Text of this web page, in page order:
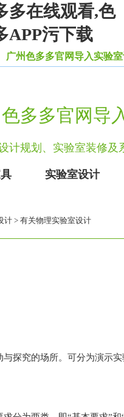
多在线观看,色
APP污下载
广州色多多官网导入实验室
多多官网导
计规划、实验室装修
实验室设计
计 > 有关物理实验室设计
场所。可分为演示实验室